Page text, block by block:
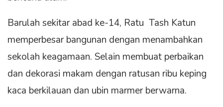
Barulah sekitar abad ke-14, Ratu Tash Katun
memperbesar bangunan dengan menambahkan
sekolah keagamaan. Selain membuat perbaikan
dan dekorasi makam dengan ratusan ribu keping
kaca berkilauan dan ubin marmer berwarna.